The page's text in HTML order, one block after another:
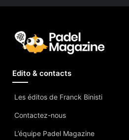
Edito & contacts
Les éditos de Franck Binisti
Contactez-nous
L’équipe Padel Magazine